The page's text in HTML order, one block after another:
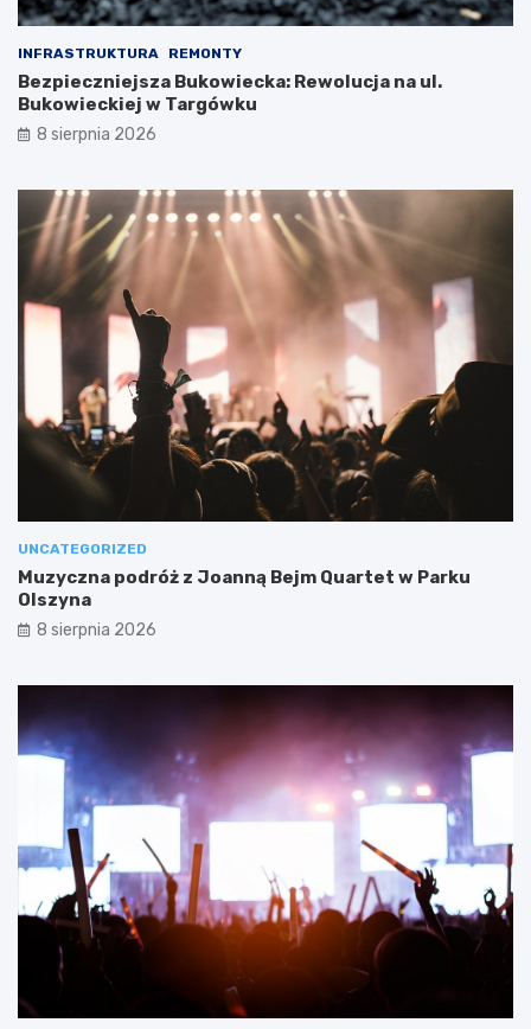
INFRASTRUKTURA REMONTY
Bezpieczniejsza Bukowiecka: Rewolucja na ul.
Bukowieckiej w Targówku
8 sierpnia 2026
UNCATEGORIZED
Muzyczna podróż z Joanną Bejm Quartet w Parku
Olszyna
8 sierpnia 2026